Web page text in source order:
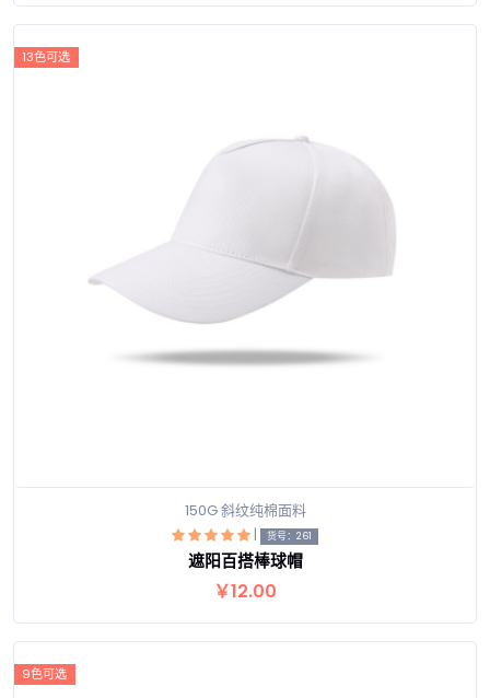
13色可选
查看详情
150G 斜纹纯棉面料
| 货号：261
遮阳百搭棒球帽
￥12.00
9色可选